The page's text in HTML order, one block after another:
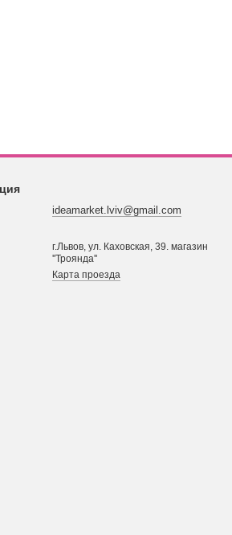
ideamarket.lviv@gmail.com
г.Львов, ул. Каховская, 39. магазин
''Троянда''
Карта проезда